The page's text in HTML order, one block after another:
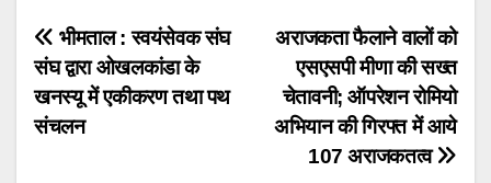
Post
navigation
अराजकता फैलाने वालों को
एसएसपी मीणा की सख्त
चेतावनी; ऑपरेशन रोमियो
अभियान की गिरफ्त में आये
107 अराजकतत्व
भीमताल : स्वयंसेवक संघ
संघ द्वारा ओखलकांडा के
खनस्यू में एकीकरण तथा पथ
संचलन